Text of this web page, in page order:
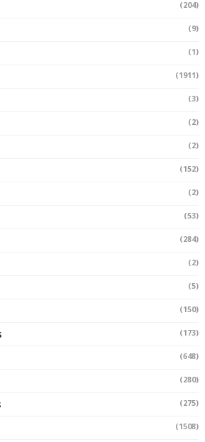
(204)
(9)
(1)
(1911)
(3)
(2)
(2)
(152)
(2)
(53)
(284)
(2)
(5)
(150)
(173)
(648)
(280)
(275)
(1508)